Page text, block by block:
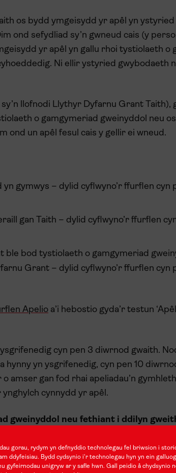
gorau, rydym yn defnyddio technolegau fel briwsion i
ddyfeisiau. Bydd cydsynio i'r technolegau hyn yn ein
gyfeirnodau unigryw ar y safle hwn. Gall peidio â chydsynio
os bydd ymgeisydd yr apêl yn ystyried
ond sefydliad sy’n gwneud cais (y
yr apêl yn gallu rhoi tystiolaeth o
Ni ellir ystyried gwybodaeth
llofnodi Llythyr Dyfarnu Grant Taith),
o gamgymeriad gweinyddol neu
ond un apêl fesul cais y gellir ei wneud.
yn gymwys – dylid cyflwyno’r ffurflen cyn
gan Taith – dylid cyflwyno’r ffurflen
ble bod tystiolaeth o gamgymeriad
Grant – dylid cyflwyno’r ffurflen cyn
Apelio a’i hebostio gyda’r testun
cyn pen 3 diwrnod gwaith.
yn ysgrifenedig, cyn pen 10
gan fod rhai apeliadau’n
cynnydd yr apêl.
gweinyddol neu fethiant i ddilyn
amgylchiadau hyn yn berthnasol,